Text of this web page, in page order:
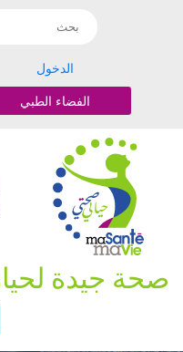
الدخول
الفضاء الطبي
صحة جيدة